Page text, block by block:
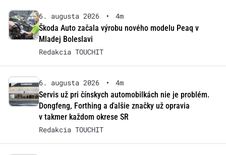
6. augusta 2026 •
4m
Škoda Auto začala výrobu nového modelu Peaq v
Mladej Boleslavi
Redakcia TOUCHIT
6. augusta 2026 •
4m
Servis už pri čínskych automobilkách nie je problém.
Dongfeng, Forthing a ďalšie značky už opravia
v takmer každom okrese SR
Redakcia TOUCHIT